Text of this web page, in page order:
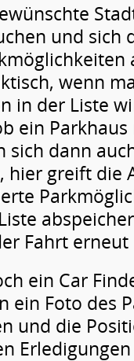
und sich
wenn
in der Liste
ein
dann
hier greift die
Fahrt
ein Car
ein Foto des
und die